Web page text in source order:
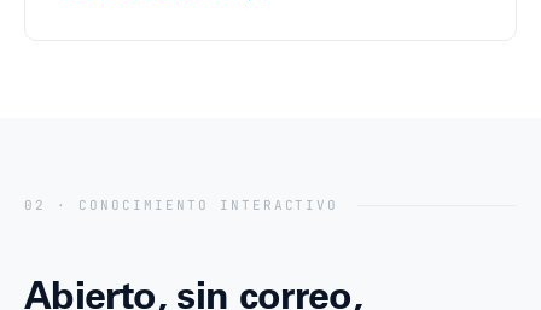
02 · CONOCIMIENTO INTERACTIVO
Abierto, sin correo,